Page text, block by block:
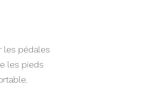
les pédales
les pieds